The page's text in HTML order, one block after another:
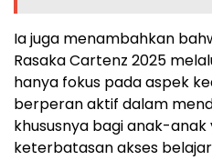
Ia juga menambahkan
Rasaka Cartenz 2025
hanya fokus pada aspek
berperan aktif dalam
khususnya bagi anak-anak
keterbatasan akses